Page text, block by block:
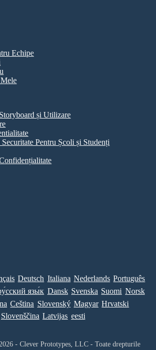
Echipe
și Utilizare
Pentru Școli și Studenți
Deutsch Italiana Nederlands Português
язы́к Dansk Svenska Suomi Norsk
Ceština Slovenský Magyar Hrvatski
Slovenščina Latvijas eesti
- Clever Prototypes, LLC - Toate drepturile